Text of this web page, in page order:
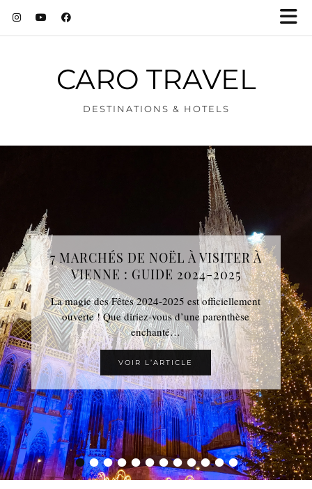
CARO TRAVEL
DESTINATIONS & HOTELS
••••••••••••
7 MARCHÉS DE NOËL À VISITER À
VIENNE : GUIDE 2024-2025
La magie des Fêtes 2024-2025 est officiellement
ouverte ! Que diriez-vous d’une parenthèse
enchanté…
VOIR L’ARTICLE